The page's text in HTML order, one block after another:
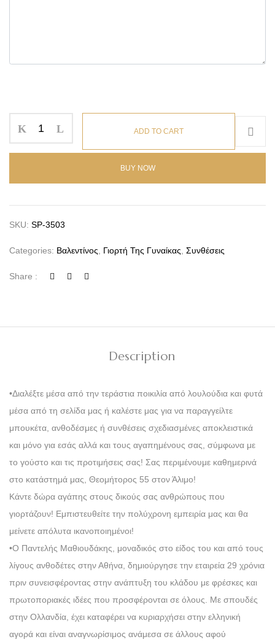
ADD TO CART
BUY NOW
SKU: SP-3503
Categories: Βαλεντίνος, Γιορτή Της Γυναίκας, Συνθέσεις
Share :
Description
•Διαλέξτε μέσα από την τεράστια ποικιλία από λουλούδια και φυτά
μέσα από τη σελίδα μας ή καλέστε μας για να παραγγείλτε
μπουκέτα, ανθοδέσμες ή συνθέσεις σχεδιασμένες αποκλειστικά
και μόνο για εσάς αλλά και τους αγαπημένους σας, σύμφωνα με
το γούστο και τις προτιμήσεις σας! Σας περιμένουμε καθημερινά
στο κατάστημά μας, Θεομήτορος 55 στον Άλιμο!
Κάντε δώρα αγάπης στους δικούς σας ανθρώπους που
γιορτάζουν! Εμπιστευθείτε την πολύχρονη εμπειρία μας και θα
μείνετε απόλυτα ικανοποιημένοι!
•Ο Παντελής Μαθιουδάκης, μοναδικός στο είδος του και από τους
λίγους ανθοδέτες στην Αθήνα, δημιούργησε την εταιρεία 29 χρόνια
πριν συνεισφέροντας στην ανάπτυξη του κλάδου με φρέσκες και
πρωτοποριακές ιδέες που προσφέρονται σε όλους. Με σπουδές
στην Ολλανδία, έχει καταφέρει να κυριαρχήσει στην ελληνική
αγορά και είναι αναγνωρίσιμος ανάμεσα σε άλλους αφού